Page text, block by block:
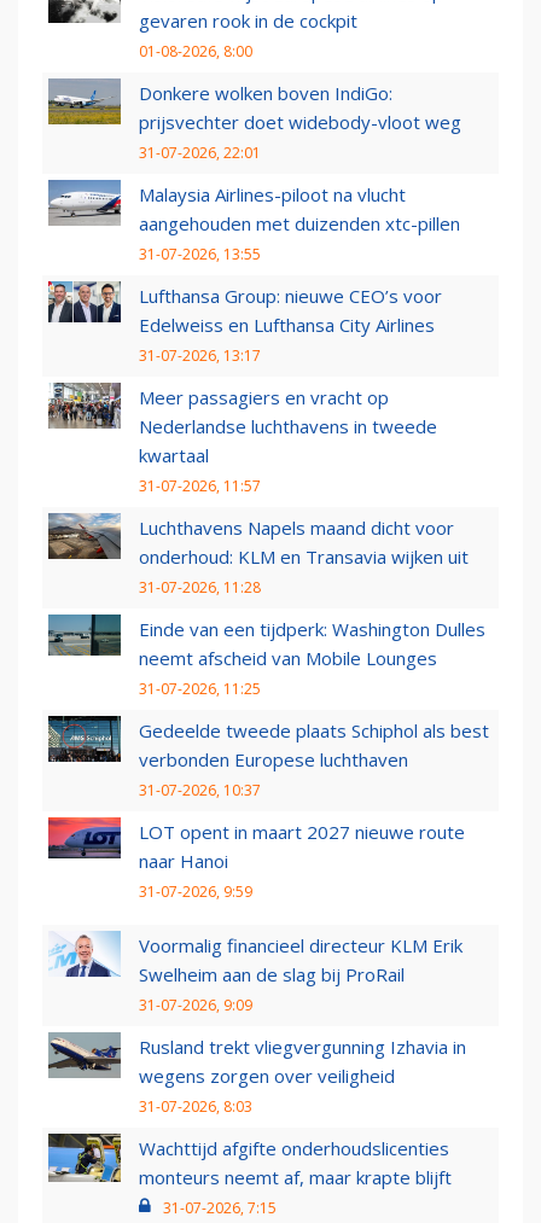
gevaren rook in de cockpit
01-08-2026, 8:00
Donkere wolken boven IndiGo:
prijsvechter doet widebody-vloot weg
31-07-2026, 22:01
Malaysia Airlines-piloot na vlucht
aangehouden met duizenden xtc-pillen
31-07-2026, 13:55
Lufthansa Group: nieuwe CEO’s voor
Edelweiss en Lufthansa City Airlines
31-07-2026, 13:17
Meer passagiers en vracht op
Nederlandse luchthavens in tweede
kwartaal
31-07-2026, 11:57
Luchthavens Napels maand dicht voor
onderhoud: KLM en Transavia wijken uit
31-07-2026, 11:28
Einde van een tijdperk: Washington Dulles
neemt afscheid van Mobile Lounges
31-07-2026, 11:25
Gedeelde tweede plaats Schiphol als best
verbonden Europese luchthaven
31-07-2026, 10:37
LOT opent in maart 2027 nieuwe route
naar Hanoi
31-07-2026, 9:59
Voormalig financieel directeur KLM Erik
Swelheim aan de slag bij ProRail
31-07-2026, 9:09
Rusland trekt vliegvergunning Izhavia in
wegens zorgen over veiligheid
31-07-2026, 8:03
Wachttijd afgifte onderhoudslicenties
monteurs neemt af, maar krapte blijft
31-07-2026, 7:15